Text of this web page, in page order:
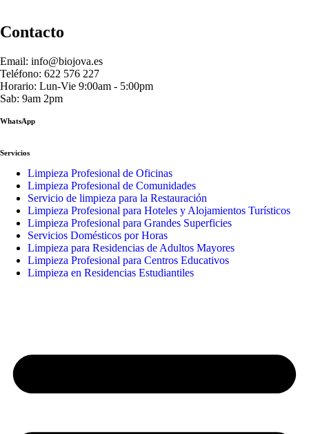
Contacto
Email: info@biojova.es
Teléfono: 622 576 227
Horario: Lun-Vie 9:00am - 5:00pm
Sab: 9am 2pm
WhatsApp
Servicios
Limpieza Profesional de Oficinas
Limpieza Profesional de Comunidades
Servicio de limpieza para la Restauración
Limpieza Profesional para Hoteles y Alojamientos Turísticos
Limpieza Profesional para Grandes Superficies
Servicios Domésticos por Horas
Limpieza para Residencias de Adultos Mayores
Limpieza Profesional para Centros Educativos
Limpieza en Residencias Estudiantiles